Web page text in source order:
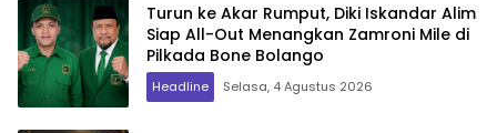
Turun ke Akar Rumput, Diki Iskandar Alim
Siap All-Out Menangkan Zamroni Mile di
Pilkada Bone Bolango
Headline Selasa, 4 Agustus 2026